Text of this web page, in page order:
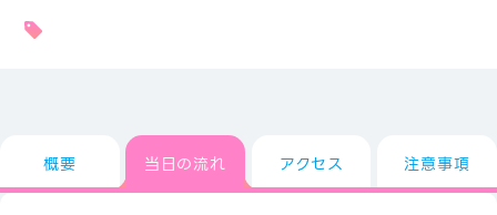
概要 当日の流れ アクセス 注意事項